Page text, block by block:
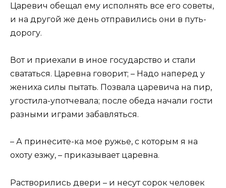
Царевич обещал ему исполнять все его советы,
и на другой же день отправились они в путь-
дорогу.
Вот и приехали в иное государство и стали
свататься. Царевна говорит; – Надо наперед у
жениха силы пытать. Позвала царевича на пир,
угостила-употчевала; после обеда начали гости
разными играми забавляться.
– А принесите-ка мое ружье, с которым я на
охоту езжу, – приказывает царевна.
Растворились двери – и несут сорок человек